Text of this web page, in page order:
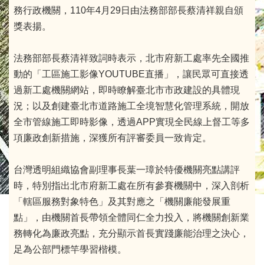
務行政機關，110年4月29日由法務部部長蔡清祥親自頒
獎表揚。
法務部部長蔡清祥致詞時表示，北市府新工處率先全國推
動的「工區施工影像YOUTUBE直播」，讓民眾可直接透
過新工處機關網站，即時瞭解臺北市市政建設的具體現
況；以及創建臺北市道路施工全境智慧化管理系統，開放
全市管線施工即時影像，透過APP實現全民線上督工等多
項廉政創新措施，深獲所有評審委員一致肯定。
台灣透明組織協會副理事長葉一璋於特優機關亮點講評
時，特別指出北市府新工處在所有參賽機關中，深入剖析
「轄區服務對象特色」及其對應之「機關廉能發展重
點」，由機關首長帶領全體同仁全力投入，將機關創新業
務轉化為廉政亮點，充分顯示首長實踐廉能治理之決心，
足為公部門標竿學習楷模。